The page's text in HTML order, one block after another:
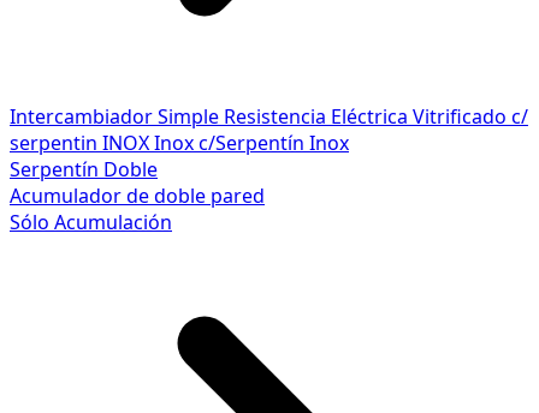
Intercambiador Simple Resistencia Eléctrica Vitrificado c/
serpentin INOXInox c/Serpentín Inox
Serpentín Doble
Acumulador de doble pared
Sólo Acumulación